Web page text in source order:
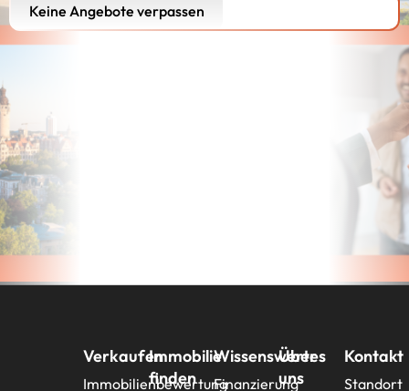
Keine Angebote verpassen
Verkaufen
Immobilienbewertung
Immobilie
finden
Wissenswertes
Finanzierung
Über
uns
Kontakt
Standort